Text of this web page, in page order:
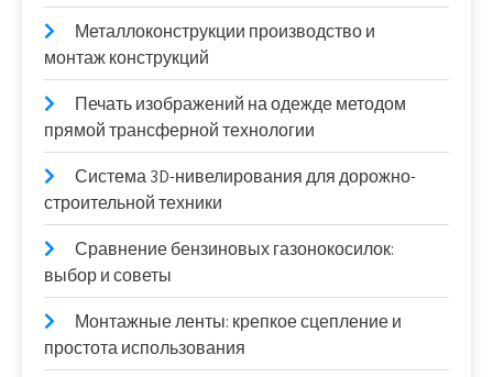
Металлоконструкции производство и
монтаж конструкций
Печать изображений на одежде методом
прямой трансферной технологии
Система 3D-нивелирования для дорожно-
строительной техники
Сравнение бензиновых газонокосилок:
выбор и советы
Монтажные ленты: крепкое сцепление и
простота использования